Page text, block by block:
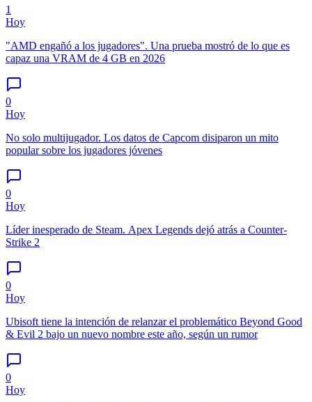
1
Hoy
"AMD engañó a los jugadores". Una prueba mostró de lo que es
capaz una VRAM de 4 GB en 2026
0
Hoy
No solo multijugador. Los datos de Capcom disiparon un mito
popular sobre los jugadores jóvenes
0
Hoy
Líder inesperado de Steam. Apex Legends dejó atrás a Counter-
Strike 2
0
Hoy
Ubisoft tiene la intención de relanzar el problemático Beyond Good
& Evil 2 bajo un nuevo nombre este año, según un rumor
0
Hoy